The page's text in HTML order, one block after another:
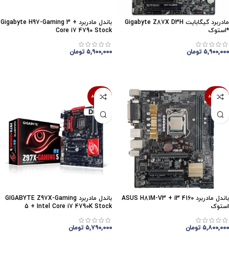
مادربرد گیگابایت Gigabyte Z87X D3H
*استوک
۵,۹۰۰,۰۰۰ تومان
باندل مادربرد Gigabyte H97-Gaming 3 +
Core i7 4790 Stock
۵,۹۰۰,۰۰۰ تومان
ناموجود
باندل مادربرد ASUS H81M-V3 + i3 4160
استوک
۵,۸۰۰,۰۰۰ تومان
ناموجود
باندل مادربرد GIGABYTE Z97X-Gaming
5 + Intel Core i7 4790K Stock
۵,۷۹۰,۰۰۰ تومان